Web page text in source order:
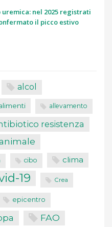
nel 2025 registrati
il picco estivo
alcol
allevamento
resistenza
cibo clima
19 Crea
epicentro
FAO